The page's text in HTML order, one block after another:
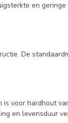
en
De
voor hardhout
en levensduur